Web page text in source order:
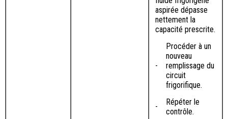
aspirée dépasse
nettement la
capacité prescrite.
-
Procéder à un
nouveau
remplissage du
circuit
frigorifique.
-
Répéter le
contrôle.